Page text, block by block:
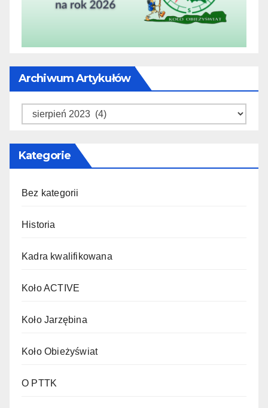
Archiwum Artykułów
Archiwum
Kategorie
Bez kategorii
Historia
Kadra kwalifikowana
Koło ACTIVE
Koło Jarzębina
Koło Obieżyświat
O PTTK